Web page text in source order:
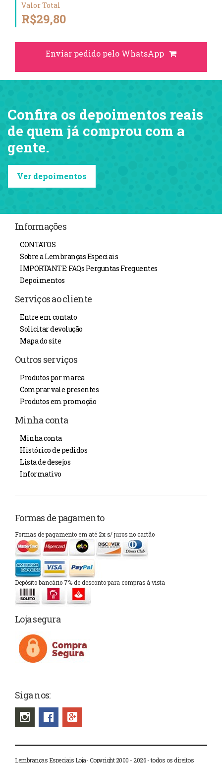
Valor Total
R$29,80
Enviar pedido pelo WhatsApp
Confira os depoimentos reais
de quem já comprou com a
gente.
Ver depoimentos
Informações
CONTATOS
Sobre a Lembranças Especiais
IMPORTANTE: FAQs Perguntas Frequentes
Depoimentos
Serviços ao cliente
Entre em contato
Solicitar devolução
Mapa do site
Outros serviços
Produtos por marca
Comprar vale presentes
Produtos em promoção
Minha conta
Minha conta
Histórico de pedidos
Lista de desejos
Informativo
Formas de pagamento
Formas de pagamento em até 2x s/ juros no cartão
Depósito bancário 7% de desconto para compras à vista
Loja segura
Siga nos:
Lembranças Especiais Loja- Copyright 2000 - 2026 - todos os direitos